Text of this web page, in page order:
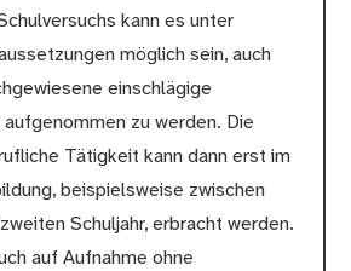
kann es unter
möglich sein, auch
einschlägige
zu werden. Die
Tätigkeit kann dann erst im
beispielsweise zwischen
Schuljahr, erbracht werden.
auf Aufnahme ohne